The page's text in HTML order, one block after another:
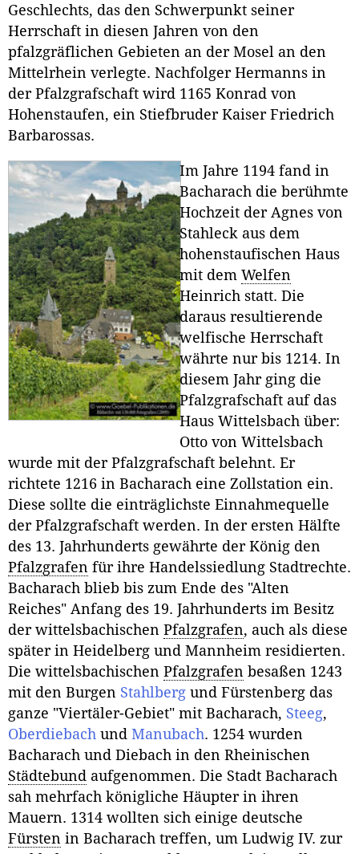
Geschlechts, das den Schwerpunkt seiner
Herrschaft in diesen Jahren von den
pfalzgräflichen Gebieten an der Mosel an den
Mittelrhein verlegte. Nachfolger Hermanns in
der Pfalzgrafschaft wird 1165 Konrad von
Hohenstaufen, ein Stiefbruder Kaiser Friedrich
Barbarossas.
Im Jahre 1194 fand in
Bacharach die berühmte
Hochzeit der Agnes von
Stahleck aus dem
hohenstaufischen Haus
mit dem Welfen
Heinrich statt. Die
daraus resultierende
welfische Herrschaft
währte nur bis 1214. In
diesem Jahr ging die
Pfalzgrafschaft auf das
Haus Wittelsbach über:
Otto von Wittelsbach
wurde mit der Pfalzgrafschaft belehnt. Er
richtete 1216 in Bacharach eine Zollstation ein.
Diese sollte die einträglichste Einnahmequelle
der Pfalzgrafschaft werden. In der ersten Hälfte
des 13. Jahrhunderts gewährte der König den
Pfalzgrafen für ihre Handelssiedlung Stadtrechte.
Bacharach blieb bis zum Ende des "Alten
Reiches" Anfang des 19. Jahrhunderts im Besitz
der wittelsbachischen Pfalzgrafen, auch als diese
später in Heidelberg und Mannheim residierten.
Die wittelsbachischen Pfalzgrafen besaßen 1243
mit den Burgen Stahlberg und Fürstenberg das
ganze "Viertäler-Gebiet" mit Bacharach, Steeg,
Oberdiebach und Manubach. 1254 wurden
Bacharach und Diebach in den Rheinischen
Städtebund aufgenommen. Die Stadt Bacharach
sah mehrfach königliche Häupter in ihren
Mauern. 1314 wollten sich einige deutsche
Fürsten in Bacharach treffen, um Ludwig IV. zur